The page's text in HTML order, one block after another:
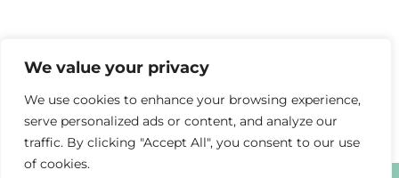
We value your privacy
We use cookies to enhance your browsing experience,
serve personalized ads or content, and analyze our
traffic. By clicking "Accept All", you consent to our use
of cookies.
22021 Bellagio CO, Italy
support@example.com